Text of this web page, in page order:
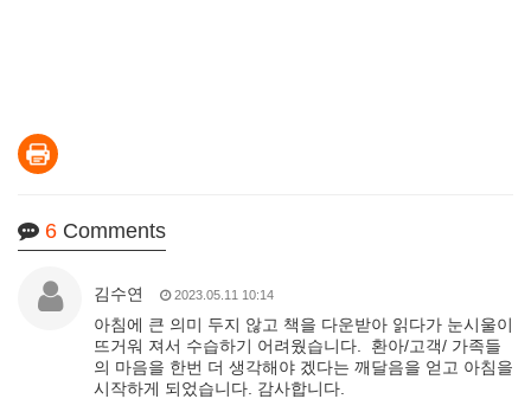
6 Comments
김수연 2023.05.11 10:14
아침에 큰 의미 두지 않고 책을 다운받아 읽다가 눈시울이
뜨거워 져서 수습하기 어려웠습니다. 환아/고객/ 가족들
의 마음을 한번 더 생각해야 겠다는 깨달음을 얻고 아침을
시작하게 되었습니다. 감사합니다.